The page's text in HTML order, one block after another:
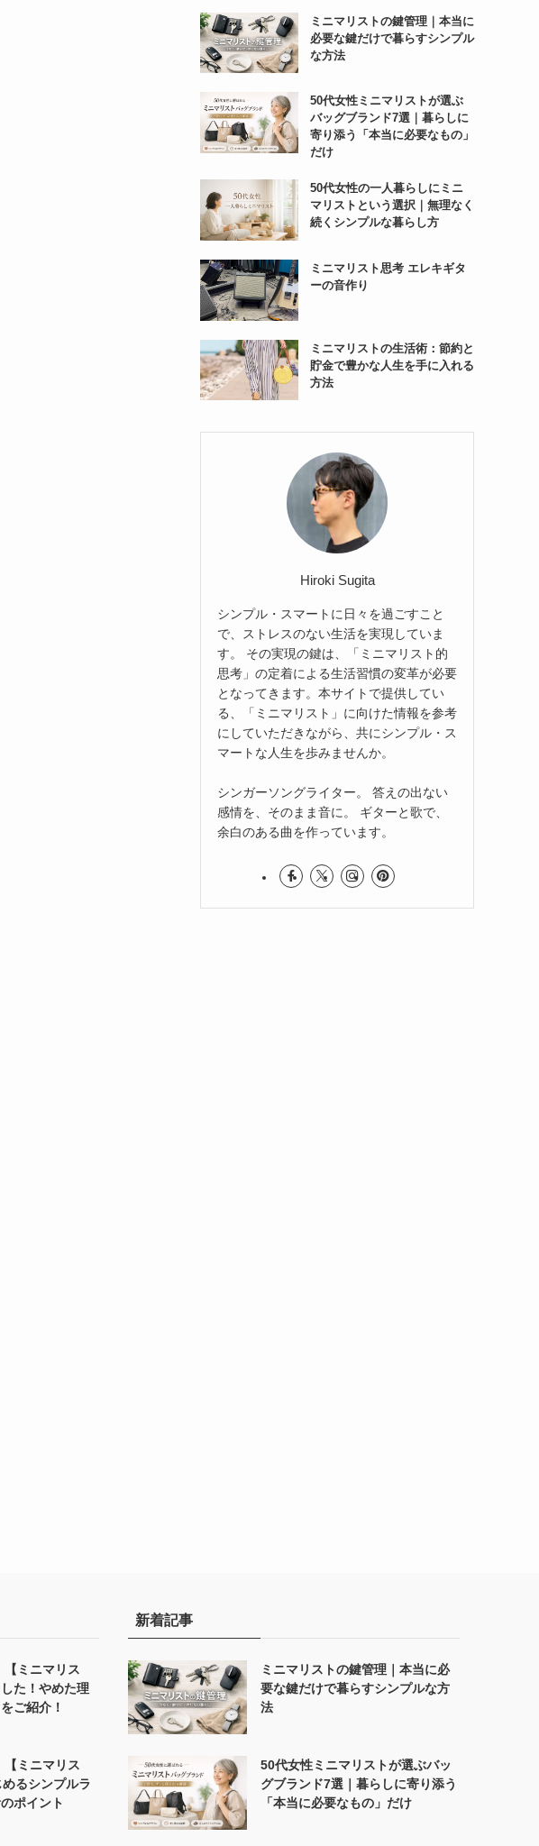
ミニマリストの鍵管理｜本当に
必要な鍵だけで暮らすシンプル
な方法
50代女性ミニマリストが選ぶ
バッグブランド7選｜暮らしに
寄り添う「本当に必要なもの」
だけ
50代女性の一人暮らしにミニ
マリストという選択｜無理なく
続くシンプルな暮らし方
ミニマリスト思考 エレキギタ
ーの音作り
ミニマリストの生活術：節約と
貯金で豊かな人生を手に入れる
方法
Hiroki Sugita
シンプル・スマートに日々を過ごすこと
で、ストレスのない生活を実現していま
す。 その実現の鍵は、「ミニマリスト的
思考」の定着による生活習慣の変革が必要
となってきます。本サイトで提供してい
る、「ミニマリスト」に向けた情報を参考
にしていただきながら、共にシンプル・ス
マートな人生を歩みませんか。
シンガーソングライター。 答えの出ない
感情を、そのまま音に。 ギターと歌で、
余白のある曲を作っています。
【ミニマリス
た！やめた理
ご紹介！
【ミニマリス
るシンプルラ
ポイント
新着記事
ミニマリストの鍵管理｜本当に必
要な鍵だけで暮らすシンプルな方
法
50代女性ミニマリストが選ぶバッ
グブランド7選｜暮らしに寄り添う
「本当に必要なもの」だけ